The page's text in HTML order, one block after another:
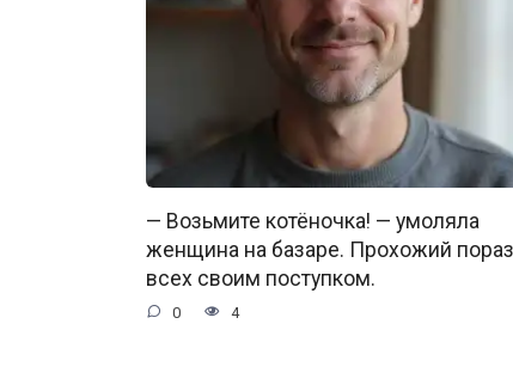
— Возьмите котёночка! — умоляла
женщина на базаре. Прохожий
всех своим поступком.
0 4